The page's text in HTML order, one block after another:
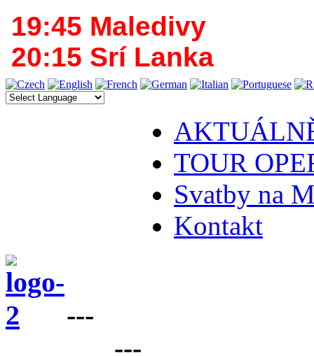
19:45 Maledivy
20:15 Srí Lanka
TOUR
Svatby na
Kontakt
---
---